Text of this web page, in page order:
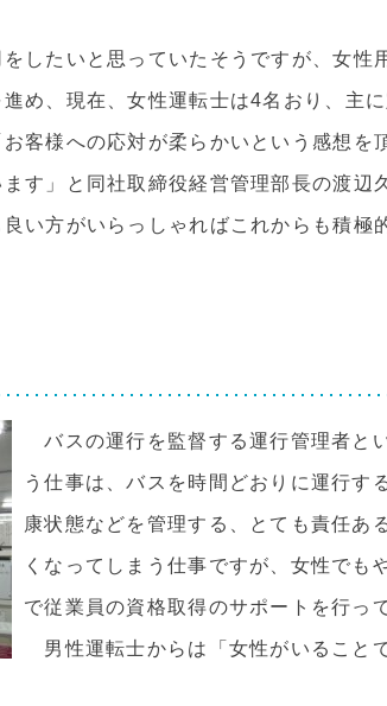
したいと思っていたそうですが、女性
め、現在、女性運転士は4名おり、主
客様への応対が柔らかいという感想を
す」と同社取締役経営管理部長の渡辺
い方がいらっしゃればこれからも積極
バスの運行を監督する運行管理者と
う仕事は、バスを時間どおりに運行す
康状態などを管理する、とても責任あ
くなってしまう仕事ですが、女性でも
で従業員の資格取得のサポートを行っ
男性運転士からは「女性がいること